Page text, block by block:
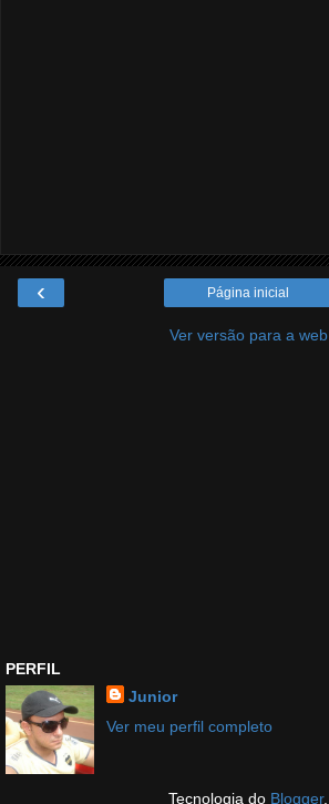
‹ Página inicial
Ver versão para a web
PERFIL
Junior
Ver meu perfil completo
Tecnologia do Blogger.